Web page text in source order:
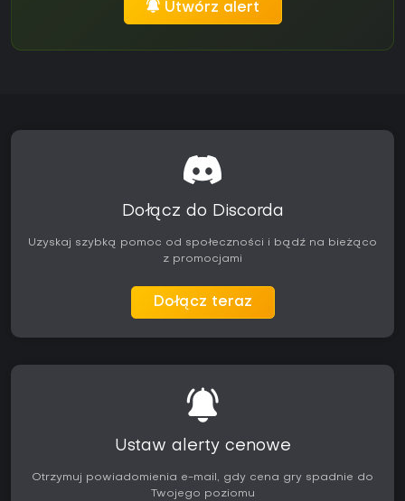
Utwórz alert
Dołącz do Discorda
Uzyskaj szybką pomoc od społeczności i bądź na bieżąco
z promocjami
Dołącz teraz
Ustaw alerty cenowe
Otrzymuj powiadomienia e-mail, gdy cena gry spadnie do
Twojego poziomu